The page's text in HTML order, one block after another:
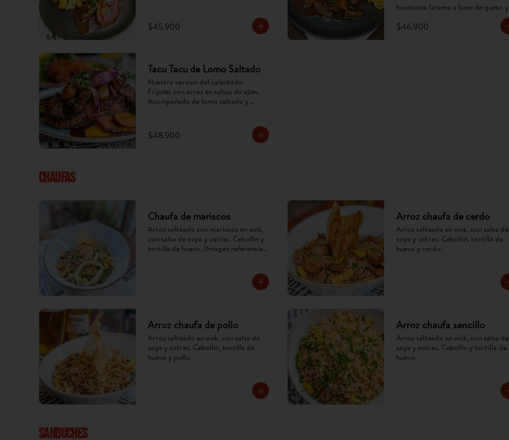
$45.900
huancaína (crema a base de queso y
puede cambiar).
$46.900
Tacu Tacu de Lomo Saltado
Nuestra version del calentado.
Frijoles con arroz en salsas de ajíes.
Acompañado de lomo saltado y
$48.900
CHAUFAS
Chaufa de mariscos
Arroz salteado con mariscos en wok,
con salsa de soya y ostras. Cebollín y
tortilla de huevo. (Imagen referencial,
Arroz chaufa de cerdo
Arroz salteado en wok, con salsa de
soya y ostras. Cebollín, tortilla de
huevo y cerdo.
Arroz chaufa de pollo
Arroz salteado en wok, con salsa de
soya y ostras. Cebollín, tortilla de
huevo y pollo.
Arroz chaufa sencillo
Arroz salteado en wok, con salsa de
soya y ostras. Cebollín y tortilla de
huevo.
SANDUCHES